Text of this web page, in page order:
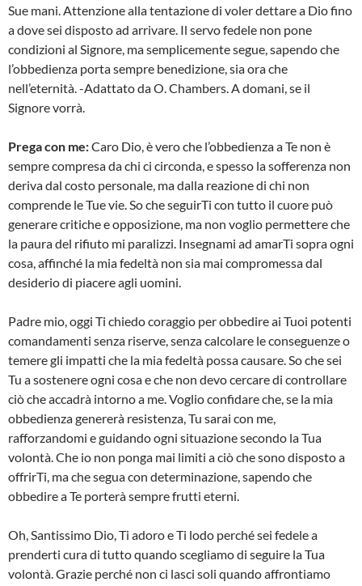
Sue mani. Attenzione alla tentazione di voler dettare a Dio fino
a dove sei disposto ad arrivare. Il servo fedele non pone
condizioni al Signore, ma semplicemente segue, sapendo che
l’obbedienza porta sempre benedizione, sia ora che
nell’eternità. -Adattato da O. Chambers. A domani, se il
Signore vorrà.
Prega con me:Caro Dio, è vero che l’obbedienza a Te non è
sempre compresa da chi ci circonda, e spesso la sofferenza non
deriva dal costo personale, ma dalla reazione di chi non
comprende le Tue vie. So che seguirTi con tutto il cuore può
generare critiche e opposizione, ma non voglio permettere che
la paura del rifiuto mi paralizzi. Insegnami ad amarTi sopra ogni
cosa, affinché la mia fedeltà non sia mai compromessa dal
desiderio di piacere agli uomini.
Padre mio, oggi Ti chiedo coraggio per obbedire ai Tuoi potenti
comandamenti senza riserve, senza calcolare le conseguenze o
temere gli impatti che la mia fedeltà possa causare. So che sei
Tu a sostenere ogni cosa e che non devo cercare di controllare
ciò che accadrà intorno a me. Voglio confidare che, se la mia
obbedienza genererà resistenza, Tu sarai con me,
rafforzandomi e guidando ogni situazione secondo la Tua
volontà. Che io non ponga mai limiti a ciò che sono disposto a
offrirTi, ma che segua con determinazione, sapendo che
obbedire a Te porterà sempre frutti eterni.
Oh, Santissimo Dio, Ti adoro e Ti lodo perché sei fedele a
prenderti cura di tutto quando scegliamo di seguire la Tua
volontà. Grazie perché non ci lasci soli quando affrontiamo